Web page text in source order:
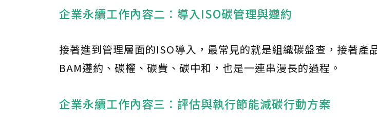
企業永續工作內容二：導入ISO碳管理與遵約
接著進到管理層面的ISO導入，最常見的就是組織碳盤查，接著產
BAM遵約、碳權、碳費、碳中和，也是一連串漫長的過程。
企業永續工作內容三：評估與執行節能減碳行動方案